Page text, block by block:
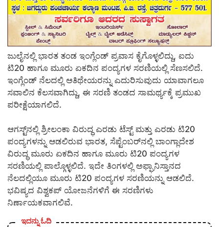
ಜುಲೈನಲ್ಲಿ ಭಾರತ ತಂಡ ಇಂಗ್ಲೆಂಡ್ ಪ್ರವಾಸ ಕೈಗೊಳ್ಳಲಿದ್ದು, ಐದು
ಟಿ20 ಹಾಗೂ ಮೂರು ಏಕದಿನ ಪಂದ್ಯಗಳ ಸರಣಿಯಲ್ಲಿ ಸೆಣಸಲಿದೆ.
ಇಂಗ್ಲೆಂಡ್ ನೆಲದಲ್ಲಿ ಆತಿಥೇಯರನ್ನು ಎದುರಿಸುವುದು ಯಾವಾಗಲೂ
ಸವಾಲಿನ ಕೆಲಸವಾಗಿದ್ದು, ಈ ಸರಣಿ ತಂಡದ ಸಾಮರ್ಥ್ಯಕ್ಕೆ ಪ್ರಮುಖ
ಪರೀಕ್ಷೆಯಾಗಲಿದೆ.
ಆಗಸ್ಟ್‌ನಲ್ಲಿ ಶ್ರೀಲಂಕಾ ವಿರುದ್ಧ ಎರಡು ಟೆಸ್ಟ್ ಮತ್ತು ಎರಡು ಟಿ20
ಪಂದ್ಯಗಳನ್ನು ಆಡಲಿರುವ ಭಾರತ, ಸೆಪ್ಟೆಂಬರ್‌ನಲ್ಲಿ ಬಾಂಗ್ಲಾದೇಶ
ವಿರುದ್ಧ ಮೂರು ಏಕದಿನ ಹಾಗೂ ಮೂರು ಟಿ20 ಪಂದ್ಯಗಳ
ಸರಣಿಯಲ್ಲಿ ಪಾಲ್ಗೊಳ್ಳಲಿದೆ. ಇದೇ ತಿಂಗಳಲ್ಲಿ ಅಫ್ಘಾನಿಸ್ತಾನದ
ನೆಲದಲ್ಲಿಯೂ ಮೂರು ಟಿ20 ಪಂದ್ಯಗಳ ಸರಣಿಯನ್ನು ಆಡಲಿದೆ.
ಭವಿಷ್ಯದ ವಿಶ್ವಕಪ್ ಯೋಜನೆಗಳಿಗೆ ಈ ಸರಣಿಗಳು
ನಿರ್ಣಾಯಕವಾಗಲಿವೆ.
ಇದನ್ನು ಓದಿ